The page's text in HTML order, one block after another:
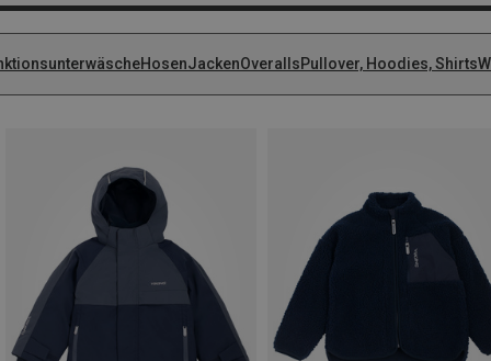
HosenJackenOverallsPullover, Hoodies, Shirts